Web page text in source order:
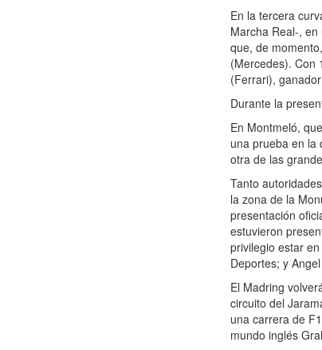
En la tercera
Marcha Real-,
que, de
(Mercedes). Con
(Ferrari),
Durante la
En Montmeló,
una prueba en la
otra de las
Tanto
la zona de la
presentación
estuvieron
privilegio estar
Deportes; y
El Madring
circuito del
una carrera de
mundo inglés